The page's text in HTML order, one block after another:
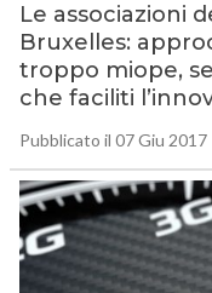
Le associazioni
Bruxelles:
troppo miope,
che faciliti
Pubblicato il 07 Giu 2017